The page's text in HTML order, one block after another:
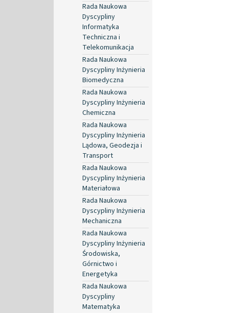
Rada Naukowa
Dyscypliny
Informatyka
Techniczna i
Telekomunikacja
Rada Naukowa
Dyscypliny Inżynieria
Biomedyczna
Rada Naukowa
Dyscypliny Inżynieria
Chemiczna
Rada Naukowa
Dyscypliny Inżynieria
Lądowa, Geodezja i
Transport
Rada Naukowa
Dyscypliny Inżynieria
Materiałowa
Rada Naukowa
Dyscypliny Inżynieria
Mechaniczna
Rada Naukowa
Dyscypliny Inżynieria
Środowiska,
Górnictwo i
Energetyka
Rada Naukowa
Dyscypliny
Matematyka